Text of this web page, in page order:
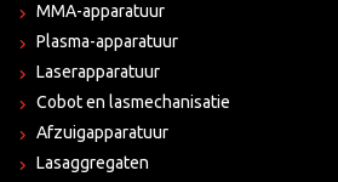
MMA-apparatuur
Plasma-apparatuur
Laserapparatuur
Cobot en lasmechanisatie
Afzuigapparatuur
Lasaggregaten